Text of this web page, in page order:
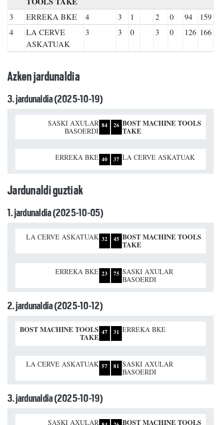
3 ERREKA BKE 4 3 1 2 0 94
159
4
LA CERVE
ASKATUAK
3 3 0 3 0 126 166
Azken jardunaldia
3. jardunaldia (2025-10-19)
SASKI AXULAR
BASOERDI
84 26 BOST MACHINE TOOLS
TAKE
ERREKA BKE 40 37 LA CERVE ASKATUAK
Jardunaldi guztiak
1. jardunaldia (2025-10-05)
LA CERVE ASKATUAK 32 45 BOST MACHINE TOOLS
TAKE
ERREKA BKE 23 75 SASKI AXULAR
BASOERDI
2. jardunaldia (2025-10-12)
BOST MACHINE TOOLS
TAKE
47 31 ERREKA BKE
LA CERVE ASKATUAK 57 81 SASKI AXULAR
BASOERDI
3. jardunaldia (2025-10-19)
SASKI AXULAR
BOST MACHINE TOOLS